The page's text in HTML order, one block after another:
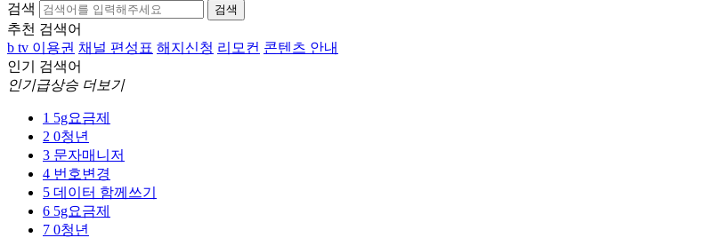
검색 검색
추천 검색어
b tv 이용권 채널 편성표 해지신청 리모컨 콘텐츠 안내
인기 검색어
인기급상승 더보기
1 5g요금제
2 0청년
3 문자매니저
4 번호변경
5 데이터 함께쓰기
6 5g요금제
7 0청년